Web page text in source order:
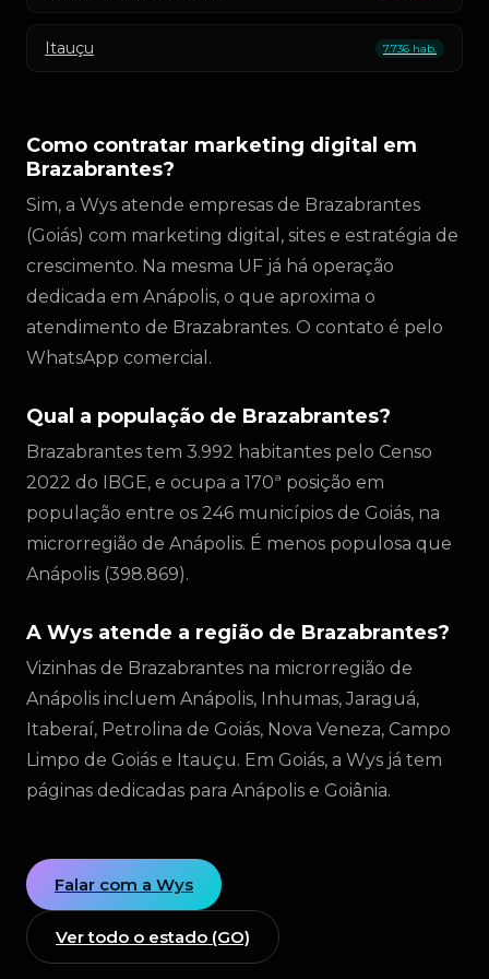
Itauçu 7.736 hab.
Como contratar marketing digital em
Brazabrantes?
Sim, a Wys atende empresas de Brazabrantes
(Goiás) com marketing digital, sites e estratégia de
crescimento. Na mesma UF já há operação
dedicada em Anápolis, o que aproxima o
atendimento de Brazabrantes. O contato é pelo
WhatsApp comercial.
Qual a população de Brazabrantes?
Brazabrantes tem 3.992 habitantes pelo Censo
2022 do IBGE, e ocupa a 170ª posição em
população entre os 246 municípios de Goiás, na
microrregião de Anápolis. É menos populosa que
Anápolis (398.869).
A Wys atende a região de Brazabrantes?
Vizinhas de Brazabrantes na microrregião de
Anápolis incluem Anápolis, Inhumas, Jaraguá,
Itaberaí, Petrolina de Goiás, Nova Veneza, Campo
Limpo de Goiás e Itauçu. Em Goiás, a Wys já tem
páginas dedicadas para Anápolis e Goiânia.
Falar com a Wys
Ver todo o estado (GO)